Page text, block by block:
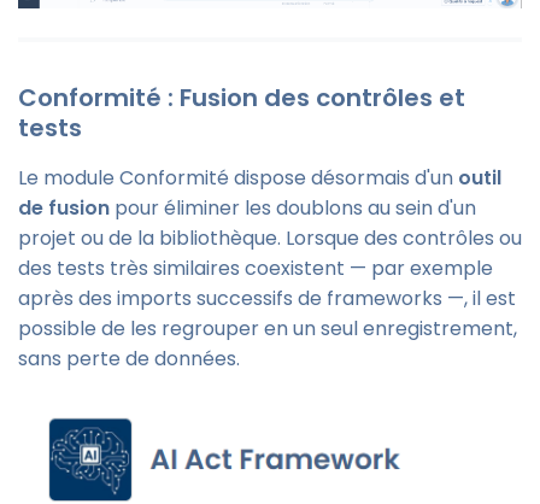
Conformité : Fusion des contrôles et
tests
Le module Conformité dispose désormais d'un outil
de fusion pour éliminer les doublons au sein d'un
projet ou de la bibliothèque. Lorsque des contrôles ou
des tests très similaires coexistent — par exemple
après des imports successifs de frameworks —, il est
possible de les regrouper en un seul enregistrement,
sans perte de données.